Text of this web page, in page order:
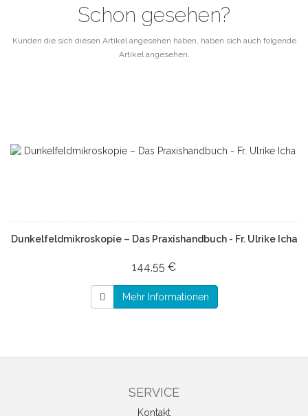
Schon gesehen?
Kunden die sich diesen Artikel angesehen haben, haben sich auch folgende
Artikel angesehen.
Dunkelfeldmikroskopie – Das Praxishandbuch - Fr. Ulrike Icha
144,55 €
Mehr Informationen
SERVICE
Kontakt